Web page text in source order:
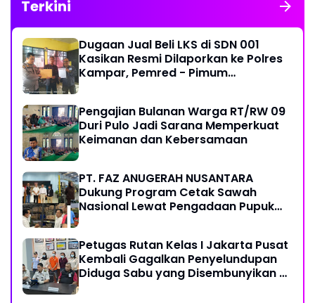
Terkini
Dugaan Jual Beli LKS di SDN 001
Kasikan Resmi Dilaporkan ke Polres
Kampar, Pemred - Pimum
Pengajian Bulanan Warga RT/RW 09
Duri Pulo Jadi Sarana Memperkuat
Keimanan dan Kebersamaan
PT. FAZ ANUGERAH NUSANTARA
Dukung Program Cetak Sawah
Nasional Lewat Pengadaan Pupuk
Petugas Rutan Kelas I Jakarta Pusat
Kembali Gagalkan Penyelundupan
Diduga Sabu yang Disembunyikan di